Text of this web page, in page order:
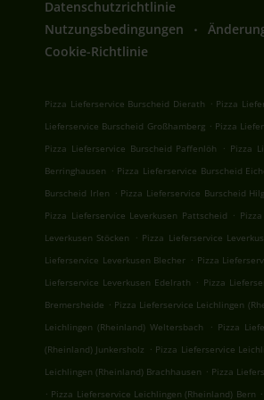
Datenschutzrichtlinie
Nutzungsbedingungen .
Cookie-Richtlinie
Pizza Lieferservice Burscheid Dierath . Pizza
Lieferservice Burscheid Großhamberg . Pizza
Pizza Lieferservice Burscheid Paffenlöh
. Pizza
Berringhausen . Pizza Lieferservice Burscheid
Burscheid Irlen . Pizza Lieferservice Burscheid
Pizza Lieferservice Leverkusen Pattscheid .
Leverkusen Stöcken
. Pizza Lieferservice
Lieferservice Leverkusen Blecher . Pizza
Lieferservice Leverkusen Edelrath . Pizza
Bremersheide . Pizza Lieferservice Leichlingen
Leichlingen (Rheinland) Weltersbach
. Pizza
(Rheinland) Junkersholz . Pizza Lieferservice
Leichlingen (Rheinland) Brachhausen . Pizza
. Pizza Lieferservice Leichlingen (Rheinland) Bern .